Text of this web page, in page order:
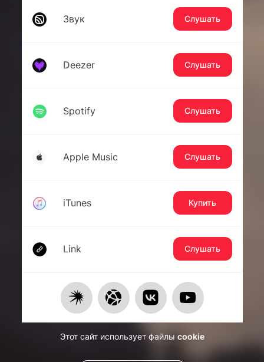
Звук Слушать
Deezer Слушать
Spotify Слушать
Apple Music Слушать
iTunes Купить
Link Слушать
Этот сайт использует файлы cookie